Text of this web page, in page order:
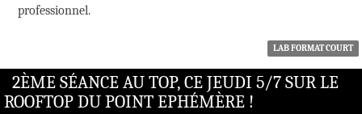
professionnel.
LAB FORMAT COURT
2ÈME SÉANCE AU TOP, CE JEUDI 5/7 SUR LE
ROOFTOP DU POINT EPHÉMÈRE !